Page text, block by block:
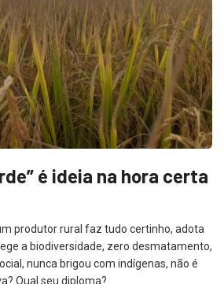
é ideia na hora certa
produtor rural faz tudo certinho, adota
a biodiversidade, zero desmatamento,
nunca brigou com indígenas, não é
Qual seu diploma?